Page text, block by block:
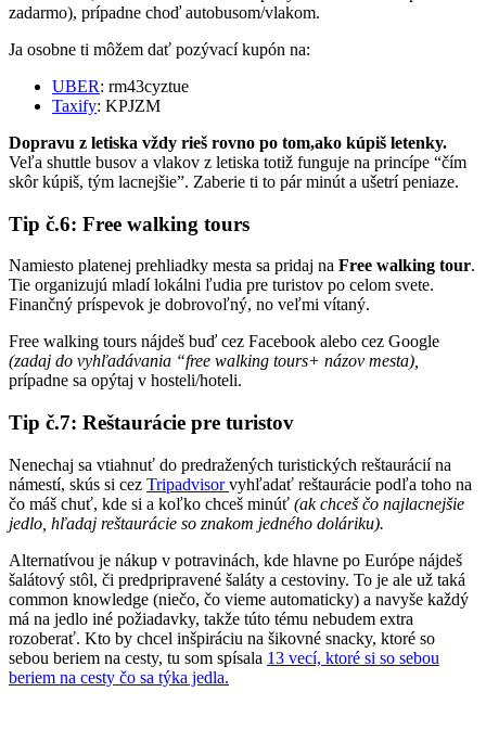
zadarmo), prípadne choď autobusom/vlakom.
Ja osobne ti môžem dať pozývací kupón na:
UBER: rm43cyztue
Taxify: KPJZM
Dopravu z letiska vždy rieš rovno po tom,ako kúpiš letenky.
Veľa shuttle busov a vlakov z letiska totiž funguje na princípe “čím
skôr kúpiš, tým lacnejšie”. Zaberie ti to pár minút a ušetrí peniaze.
Tip č.6: Free walking tours
Namiesto platenej prehliadky mesta sa pridaj na Free walking tour.
Tie organizujú mladí lokálni ľudia pre turistov po celom svete.
Finančný príspevok je dobrovoľný, no veľmi vítaný.
Free walking tours nájdeš buď cez Facebook alebo cez Google
(zadaj do vyhľadávania “free walking tours+ názov mesta),
prípadne sa opýtaj v hosteli/hoteli.
Tip č.7: Reštaurácie pre turistov
Nenechaj sa vtiahnuť do predražených turistických reštaurácií na
námestí, skús si cez Tripadvisorvyhľadať reštaurácie podľa toho na
čo máš chuť, kde si a koľko chceš minúť (ak chceš čo najlacnejšie
jedlo, hľadaj reštaurácie so znakom jedného doláriku).
Alternatívou je nákup v potravinách, kde hlavne po Európe nájdeš
šalátový stôl, či predpripravené šaláty a cestoviny. To je ale už taká
common knowledge (niečo, čo vieme automaticky) a navyše každý
má na jedlo iné požiadavky, takže túto tému nebudem extra
rozoberať. Kto by chcel inšpiráciu na šikovné snacky, ktoré so
sebou beriem na cesty, tu som spísala 13 vecí, ktoré si so sebou
beriem na cesty čo sa týka jedla.